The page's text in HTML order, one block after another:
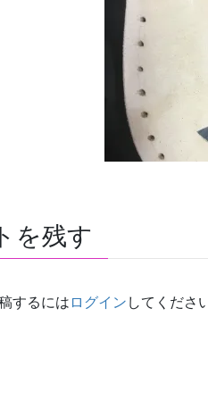
を残す
するには ログイン してくださ